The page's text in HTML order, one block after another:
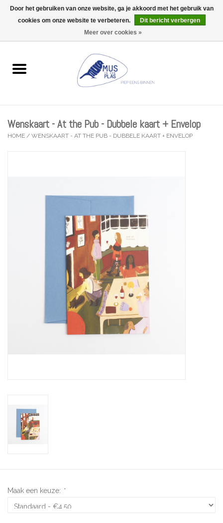
0 Artikelen - €0,00
Wenskaarten
Lifestyle
Wenskaart - At the Pub - Dubbele kaart + Envelop
HOME / WENSKAART - AT THE PUB - DUBBELE KAART + ENVELOP
Maak een keuze: *
Door het gebruiken van onze website, ga je akkoord met het gebruik van
cookies om onze website te verbeteren.
Dit bericht verbergen
Meer over cookies »
Wij zijn uitzonderlijk gesloten op Do 13/08